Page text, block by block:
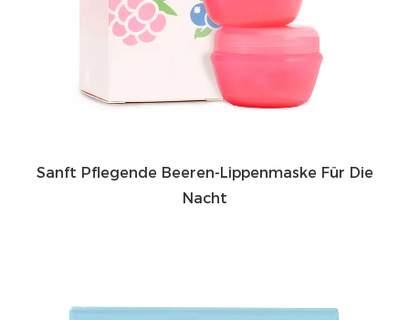
Sanft Pflegende Beeren-Lippenmaske Für Die
Nacht